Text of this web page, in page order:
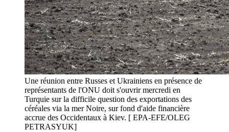
Une réunion entre Russes et Ukrainiens en présence de
représentants de l'ONU doit s'ouvrir mercredi en
Turquie sur la difficile question des exportations des
céréales via la mer Noire, sur fond d'aide financière
accrue des Occidentaux à Kiev. [ EPA-EFE/OLEG
PETRASYUK]